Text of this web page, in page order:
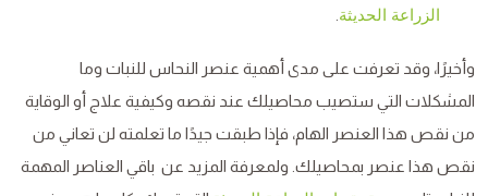
الزراعة الحديثة
وأخيرًا، وقد تعرفت على مدى أهمية عنصر النحاس للنبات وما
المشكلات التي ستصيب محاصيلك عند نقصه وكيفية علاج أو الوقاية
من نقص هذا العنصر الهام، فإذا طبقت جيدًا ما تعلمته لن تعاني من
نقص هذا عنصر بمحاصيلك. ولمعرفة المزيد عن باقي العناصر المهمة